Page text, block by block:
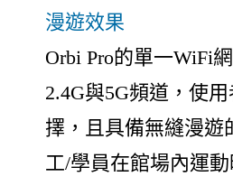
漫遊效果
Orbi Pro的單一WiFi
2.4G與5G頻道，使
擇，且具備無縫漫遊
工/學員在館場內運